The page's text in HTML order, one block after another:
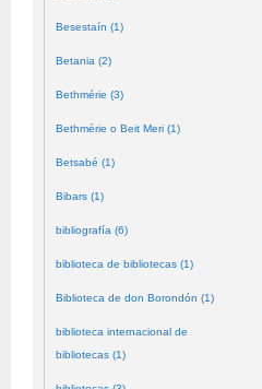
Besestaín (1)
Betania (2)
Bethmérie (3)
Bethmérie o Beit Meri (1)
Betsabé (1)
Bibars (1)
bibliografía (6)
biblioteca de bibliotecas (1)
Biblioteca de don Borondón (1)
biblioteca internacional de
bibliotecas (1)